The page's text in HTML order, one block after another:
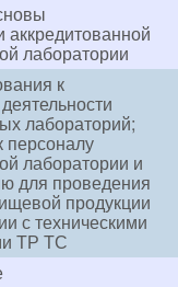
аккредитованной
лаборатории
к
лабораторий;
персоналу
лаборатории и
для проведения
продукции
с техническими
ТР ТС